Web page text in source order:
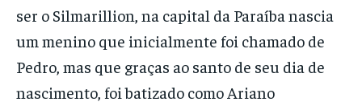
ser o Silmarillion, na capital da Paraíba nascia
um menino que inicialmente foi chamado de
Pedro, mas que graças ao santo de seu dia de
nascimento, foi batizado como Ariano